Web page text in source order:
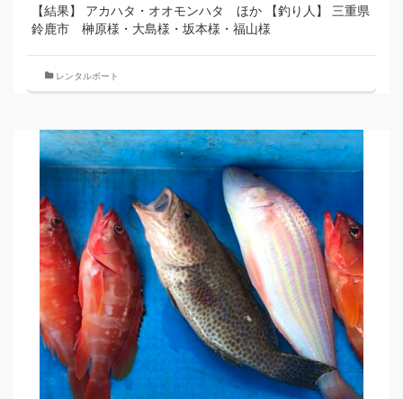
【結果】 アカハタ・オオモンハタ ほか 【釣り人】 三重県
鈴鹿市 榊原様・大島様・坂本様・福山様
レンタルボート